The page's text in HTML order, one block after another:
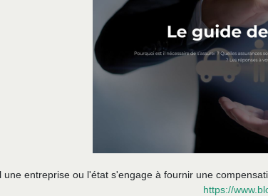
entreprise ou l'état s'engage à fournir une
https://